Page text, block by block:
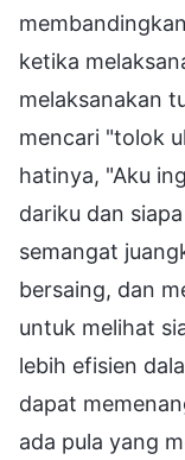
ketika
melaksanakan
mencari "tolok
hatinya, "Aku
dariku dan
semangat
bersaing, dan
untuk melihat
lebih efisien
dapat
ada pula yang